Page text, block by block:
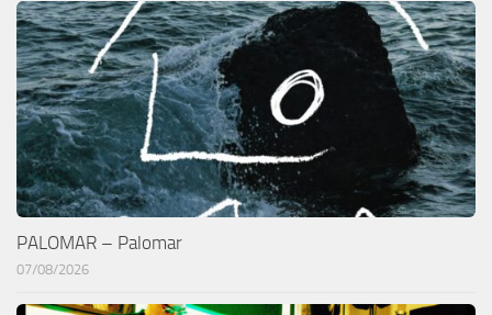
PALOMAR – Palomar
07/08/2026